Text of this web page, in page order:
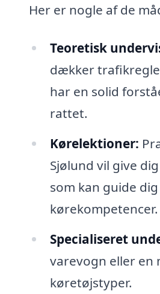
Her er nogle af de
Teoretisk
dækker
har en solid
rattet.
Kørelektioner:
Sjølund vil give
som kan guide
kørekompetencer.
Specialiseret
varevogn eller en
køretøjstyper.